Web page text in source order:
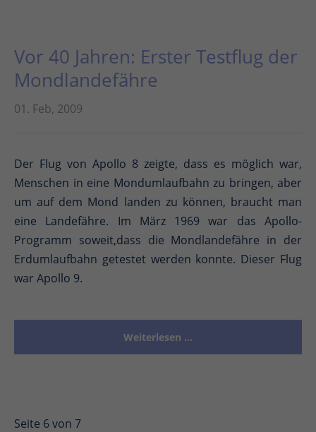
Vor 40 Jahren: Erster Testflug der
Mondlandefähre
01. Feb, 2009
Der Flug von Apollo 8 zeigte, dass es möglich war,
Menschen in eine Mondumlaufbahn zu bringen, aber
um auf dem Mond landen zu können, braucht man
eine Landefähre. Im März 1969 war das Apollo-
Programm soweit,dass die Mondlandefähre in der
Erdumlaufbahn getestet werden konnte. Dieser Flug
war Apollo 9.
Weiterlesen …
Seite 6 von 7